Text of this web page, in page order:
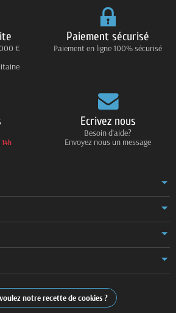
€
Paiement sécurisé
Paiement en ligne 100% sécurisé
Ecrivez nous
Besoin d'aide?
Envoyez nous un message
notre recette de cookies ?